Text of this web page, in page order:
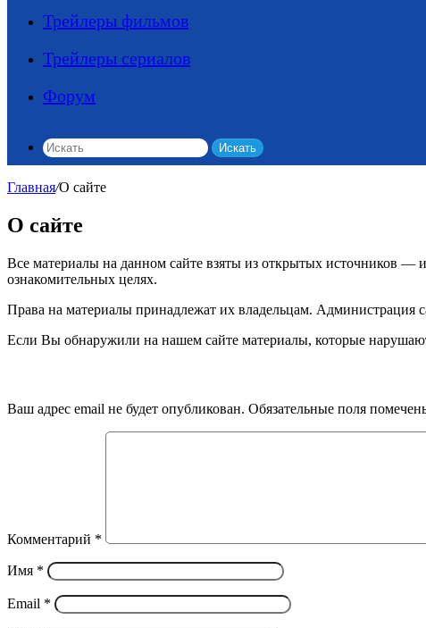
Трейлеры фильмов
Трейлеры сериалов
Форум
Искать
Главная/О сайте
О сайте
Все материалы на данном сайте взяты из открытых источников —
ознакомительных целях.
Права на материалы принадлежат их владельцам. Администрация
Если Вы обнаружили на нашем сайте материалы, которые
Ваш адрес email не будет опубликован. Обязательные поля
Комментарий *
Имя *
Email *